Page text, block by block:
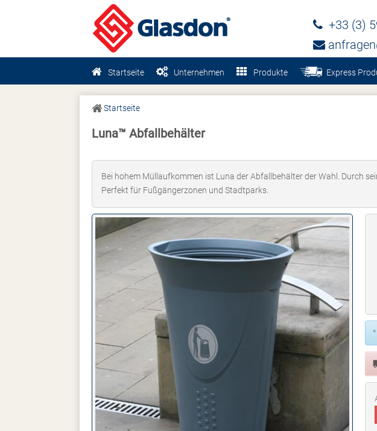
+33 (3)
Startseite Unternehmen Produkte Express
Startseite
Luna™ Abfallbehälter
Bei hohem Müllaufkommen ist Luna der Abfallbehälter der Wahl. Durch
Perfekt für Fußgängerzonen und Stadtparks.